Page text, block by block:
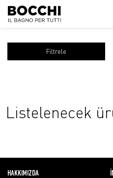
Filtrele
Listelenecek
HAKKIMIZDA